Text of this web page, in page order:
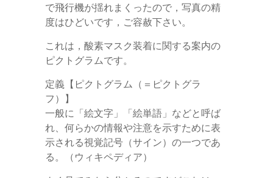
で飛行機が揺れまくったので，写真の精
度はひどいです，ご容赦下さい。
これは，酸素マスク装着に関する案内の
ピクトグラムです。
定義【ピクトグラム（＝ピクトグラ
フ）】
一般に「絵文字」「絵単語」などと呼ば
れ、何らかの情報や注意を示すために表
示される視覚記号（サイン）の一つであ
る。（ウィキペディア）